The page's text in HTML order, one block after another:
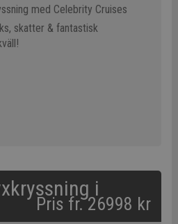
med Celebrity Cruises
skatter & fantastisk
i
Pris fr. 26998 kr